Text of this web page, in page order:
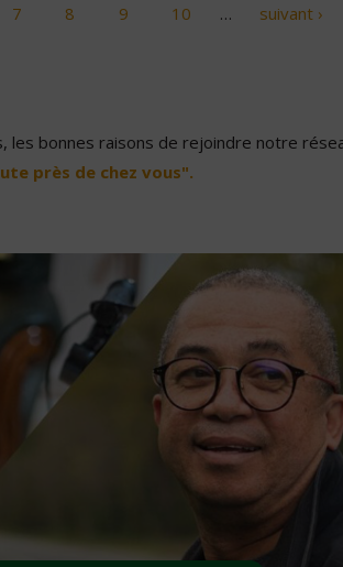
7 8 9 10 … suivant ›
bonnes raisons de rejoindre notre
près de chez vous".